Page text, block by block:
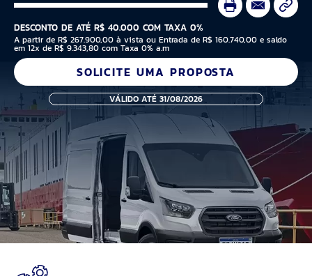
DESCONTO DE ATÉ R$ 40.000 COM TAXA 0%
A partir de R$ 267.900,00 à vista ou Entrada de R$ 160.740,00 e saldo
em 12x de R$ 9.343,80 com Taxa 0% a.m
SOLICITE UMA PROPOSTA
VÁLIDO ATÉ 31/08/2026